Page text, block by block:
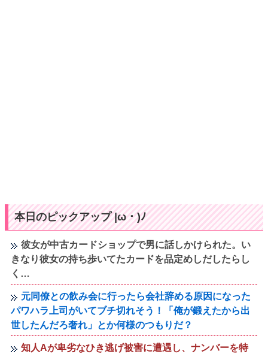
本日のピックアップ |ω・)ﾉ
彼女が中古カードショップで男に話しかけられた。い
きなり彼女の持ち歩いてたカードを品定めしだしたらし
く…
元同僚との飲み会に行ったら会社辞める原因になった
パワハラ上司がいてブチ切れそう！「俺が鍛えたから出
世したんだろ奢れ」とか何様のつもりだ？
知人Aが卑劣なひき逃げ被害に遭遇し、ナンバーを特